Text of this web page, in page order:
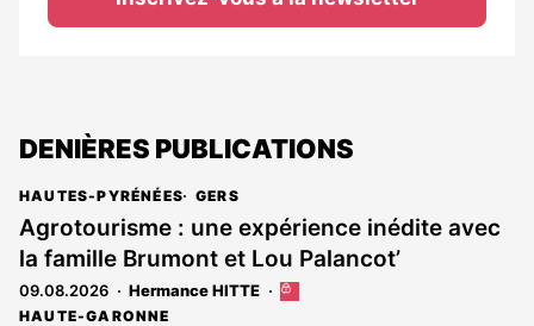
DENIÈRES PUBLICATIONS
HAUTES-PYRÉNÉES GERS
Agrotourisme : une expérience inédite avec
la famille Brumont et Lou Palancot’
09.08.2026 Hermance HITTE
Cet
HAUTE-GARONNE